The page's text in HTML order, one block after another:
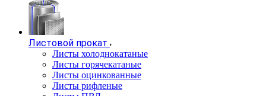
Листовой прокат
Листы холоднокатаные
Листы горячекатаные
Листы оцинкованные
Листы рифленые